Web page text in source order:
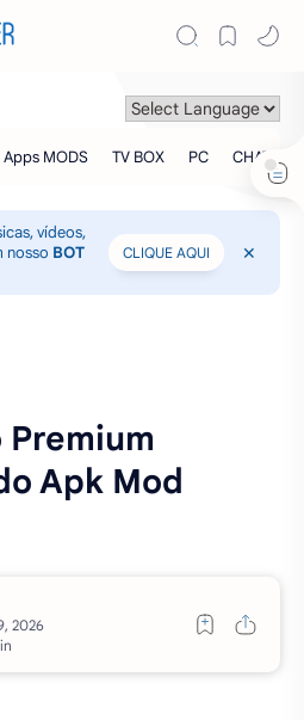
vídeos,
nosso BOT
CLIQUE AQUI
Apk Mod